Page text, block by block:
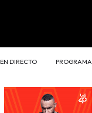
EN DIRECTO